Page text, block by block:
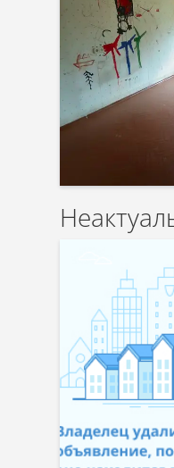
По
малая
По
большая
По площади:
По площади: